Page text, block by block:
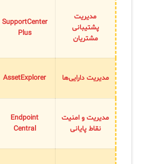
مدیریت
پشتیبانی
مشتریان
SupportCenter
Plus
مدیریت دارایی‌ها AssetExplorer
مدیریت و امنیت
نقاط پایانی
Endpoint
Central